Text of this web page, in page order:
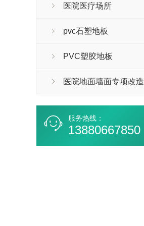
医院医疗场所
pvc石塑地板
PVC塑胶地板
医院地面墙面专项改造
服务热线：
13880667850